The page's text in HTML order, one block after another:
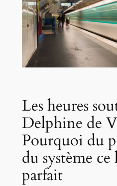
Les heures
Delphine de
Pourquoi du
du système
parfait